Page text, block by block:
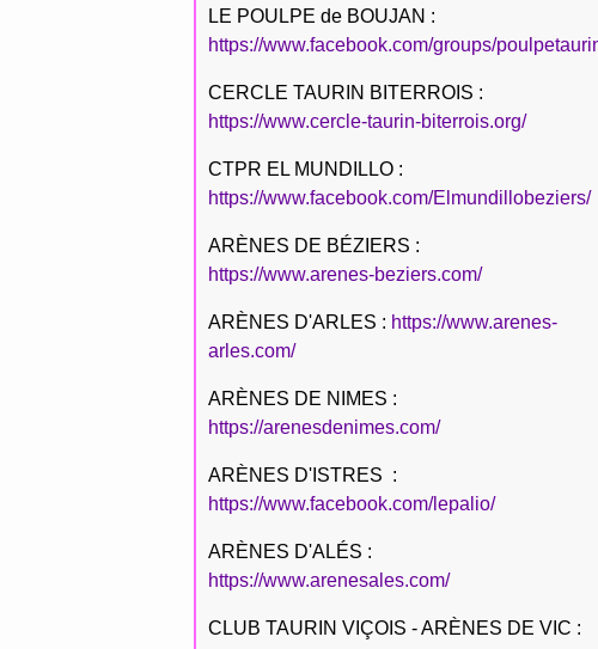
LE POULPE de BOUJAN :
https://www.facebook.com/groups/
CERCLE TAURIN BITERROIS :
https://www.cercle-taurin-biterrois.org/
CTPR EL MUNDILLO :
https://www.facebook.com/Elmundillobeziers/
ARÈNES DE BÉZIERS :
https://www.arenes-beziers.com/
ARÈNES D'ARLES : https://www.arenes-
arles.com/
ARÈNES DE NIMES :
https://arenesdenimes.com/
ARÈNES D'ISTRES :
https://www.facebook.com/lepalio/
ARÈNES D'ALÉS :
https://www.arenesales.com/
CLUB TAURIN VIÇOIS - ARÈNES DE VIC :